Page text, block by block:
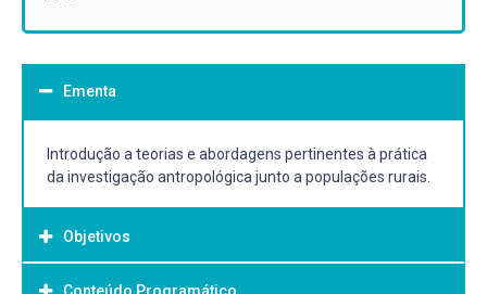
Ementa
Introdução a teorias e abordagens pertinentes à prática
da investigação antropológica junto a populações rurais.
Objetivos
Conteúdo Programático